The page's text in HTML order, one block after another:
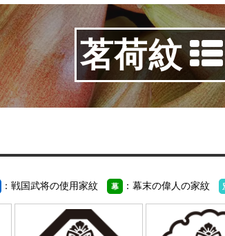
茗荷紋
：戦国武将の使用家紋 幕 ：幕末の偉人の家紋